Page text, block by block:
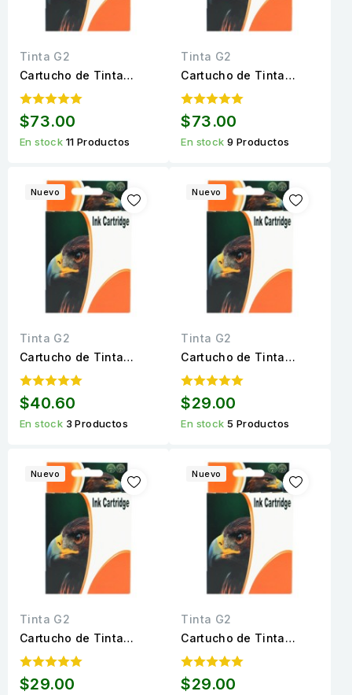
Tinta G2
Cartucho de Tinta
LC203M Magenta
páginas
$73.00
En stock 11 Productos
Tinta G2
Cartucho de Tinta
LC203Y Amarillo
páginas
$73.00
En stock9 Productos
Nuevo
Tinta G2
Cartucho de Tinta
LC509BK Negro
rendimiento para 2,400
páginas
$40.60
En stock 3 Productos
Nuevo
Tinta G2
Cartucho de Tinta
LC505C Cyan
rendimiento para 1,300
páginas
$29.00
En stock5 Productos
Nuevo
Tinta G2
Cartucho de Tinta
LC505M Magenta
Compatible de Alto
rendimiento para 1,300
$29.00
Nuevo
Tinta G2
Cartucho de Tinta
LC505Y Amarillo
Compatible de Alto
rendimiento para 1,300
$29.00